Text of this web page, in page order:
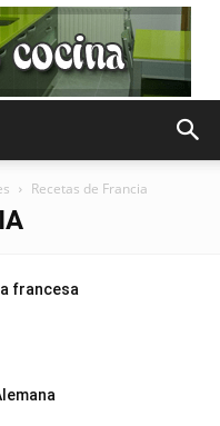
Recetas de Francia
francesa